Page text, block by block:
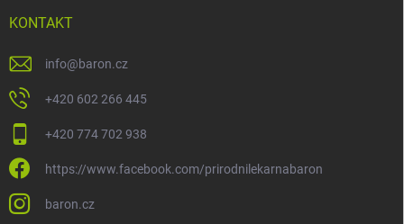
KONTAKT
info@baron.cz
+420 602 266 445
+420 774 702 938
https://www.facebook.com/prirodnilekarnabaron
baron.cz